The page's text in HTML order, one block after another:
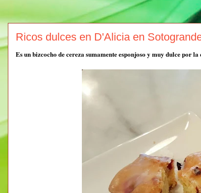
Ricos dulces en D'Alicia en
Es un bizcocho de cereza sumamente esponjoso y muy dulce por